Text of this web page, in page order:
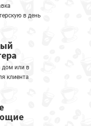
в день
дом или в
клиента